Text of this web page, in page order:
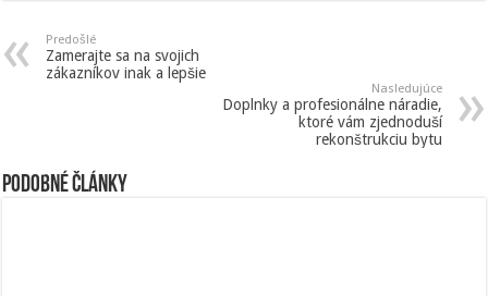
Predošlé
Zamerajte sa na svojich
zákazníkov inak a lepšie
Nasledujúce
Doplnky a profesionálne náradie,
ktoré vám zjednoduší
rekonštrukciu bytu
Podobné články